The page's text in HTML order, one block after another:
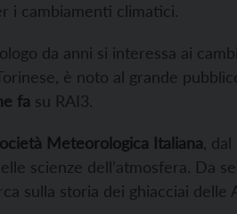
i cambiamenti climatici.
da anni si interessa ai
è noto al grande
fa su RAI3.
Meteorologica Italiana ,
scienze dell’atmosfera. Da
sulla storia dei ghiacciai